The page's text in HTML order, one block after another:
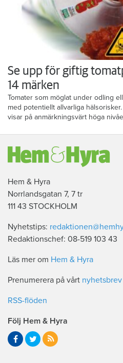
Se upp för giftig
14 märken
Tomater som möglat under odling
med potentiellt allvarliga
visar på anmärkningsvärt höga
Hem & Hyra
Norrlandsgatan 7, 7 tr
111 43 STOCKHOLM
Nyhetstips:
Redaktionschef: 08-519 103 43
Läs mer om Hem & Hyra
Prenumerera på vårt nyhetsbrev
RSS-flöden
Följ Hem & Hyra